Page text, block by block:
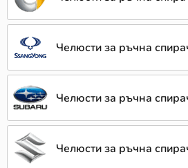
Челюсти за ръчна
Челюсти за ръчна
Челюсти за ръчна